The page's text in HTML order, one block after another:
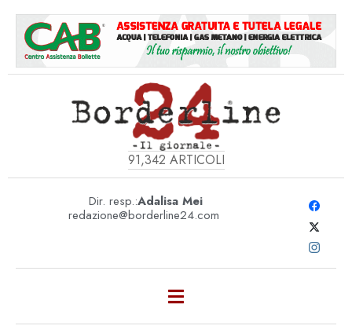
91,342 ARTICOLI
Dir. resp.:Adalisa Mei
redazione@borderline24.com